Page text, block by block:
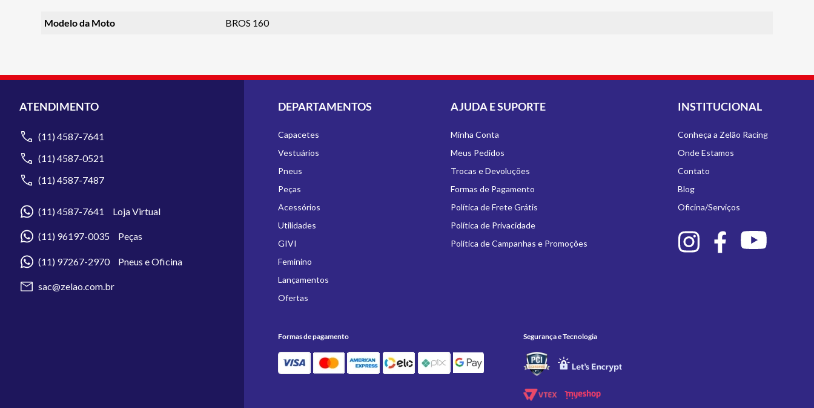
Modelo da Moto BROS 160
ATENDIMENTO
(11) 4587-7641
(11) 4587-0521
(11) 4587-7487
(11) 4587-7641 Loja Virtual
(11) 96197-0035 Peças
(11) 97267-2970 Pneus e Oficina
sac@zelao.com.br
DEPARTAMENTOS
Capacetes
Vestuários
Pneus
Peças
Acessórios
Utilidades
GIVI
Feminino
Lançamentos
Ofertas
AJUDA E SUPORTE
Minha Conta
Meus Pedidos
Trocas e Devoluções
Formas de Pagamento
Política de Frete Grátis
Política de Privacidade
Política de Campanhas e Promoções
INSTITUCIONAL
Conheça a Zelão Racing
Onde Estamos
Contato
Blog
Oficina/Serviços
Formas de pagamento Segurança e Tecnologia